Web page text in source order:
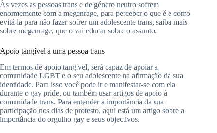
Às vezes as pessoas trans e de género neutro sofrem
enormemente com a megenrage, para perceber o que é e como
evitá-la para não fazer sofrer um adolescente trans, saiba mais
sobre megenrage, que o vai educar sobre o assunto.
Apoio tangível a uma pessoa trans
Em termos de apoio tangível, será capaz de apoiar a
comunidade LGBT e o seu adolescente na afirmação da sua
identidade. Para isso você pode ir e manifestar-se com ela
durante o gay pride, ou também usar artigos de apoio à
comunidade trans. Para entender a importância da sua
participação nos dias de protesto, aqui está um artigo sobre a
importância do orgulho gay e seus objectivos.